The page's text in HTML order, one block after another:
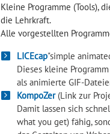
Kleine Programme (Tools),
die Lehrkraft.
Alle vorgestellten
LICEcap"simple
Dieses kleine
als animierte GIF-
KompoZer(Link zur
Damit lassen sich
what you get) fähig,